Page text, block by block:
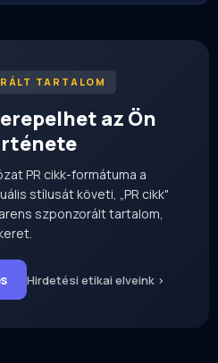
TARTALOM
az Ön
PR cikk-formátuma a
stílusát követi, „PR cikk"
szponzorált tartalom,
Hirdetési etikai elveink ›